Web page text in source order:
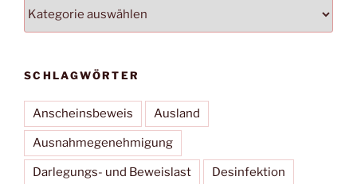
SCHLAGWÖRTER
Anscheinsbeweis Ausland
Ausnahmegenehmigung
Darlegungs- und Beweislast Desinfektion